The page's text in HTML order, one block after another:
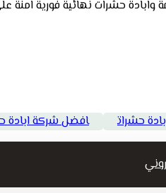
حشرات نهائية فورية امنة
حشرات افضل شركة ابادة